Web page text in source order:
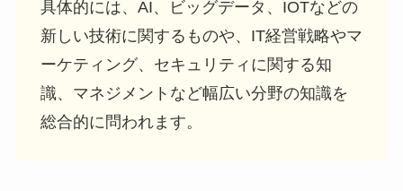
具体的には、AI、ビッグデータ、IOTなどの
新しい技術に関するものや、IT経営戦略やマ
ーケティング、セキュリティに関する知
識、マネジメントなど幅広い分野の知識を
総合的に問われます。